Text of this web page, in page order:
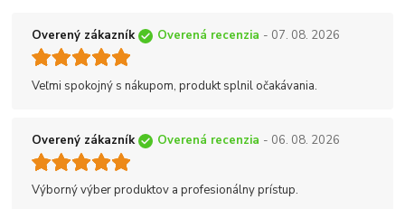
Overený zákazník Overená recenzia - 07. 08. 2026
Veľmi spokojný s nákupom, produkt splnil očakávania.
Overený zákazník Overená recenzia - 06. 08. 2026
Výborný výber produktov a profesionálny prístup.